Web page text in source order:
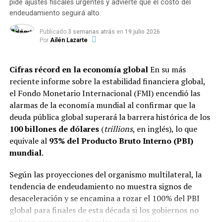
de producir, que ya la
planta no arranca más”.
interno
Desde el sector sindical señalaron directamente al
contexto macroeconómico nacional y al cambio en las
reglas de juego para el comercio exterior como los
factores desencadenantes del cierre.
“Hay una problemática real sobre la producción del
importaciones”, argumentó Brizuela, comparando el
impacto actual con crisis previas que afectaron a
gigantes petroquímicos del cordón como Dow.
Asimismo, vinculó la paralización con el freno
pide ajustes fiscales urgentes y advierte que el costo del
endeudamiento seguirá alto.
Publicado 3 semanas atrás en 19 julio 2026
Por Ailén Lazarte
Cifras récord en la economía globalEn su más
reciente informe sobre la estabilidad financiera global,
el Fondo Monetario Internacional (FMI) encendió las
alarmas de la economía mundial al confirmar que la
deuda pública global superará la barrera histórica de los
100 billones de dólares(trillions, en inglés), lo que
equivale al 93% del Producto Bruto Interno (PBI)
mundial.
Según las proyecciones del organismo multilateral, la
tendencia de endeudamiento no muestra signos de
desaceleración y se encamina a rozar el 100% del PBI
global para finales de esta década si los gobiernos no